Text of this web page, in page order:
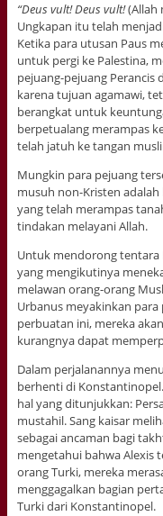
“Deus vult! Deus vult!(Allah
Ungkapan itu telah
Ketika para utusan Paus
untuk pergi ke Palestina,
pejuang-pejuang Perancis
karena tujuan agamawi,
berangkat untuk
berpetualang merampas
telah jatuh ke tangan
Mungkin para pejuang
musuh non-Kristen
yang telah merampas
tindakan melayani Allah.
Untuk mendorong tentara
yang mengikutinya
melawan orang-orang
Urbanus meyakinkan
perbuatan ini, mereka
kurangnya dapat
Dalam perjalanannya
berhenti di
hal yang ditunjukkan:
mustahil. Sang kaisar
sebagai ancaman bagi
mengetahui bahwa Alexis
orang Turki, mereka
menggagalkan bagian
Turki dari Konstantinopel.